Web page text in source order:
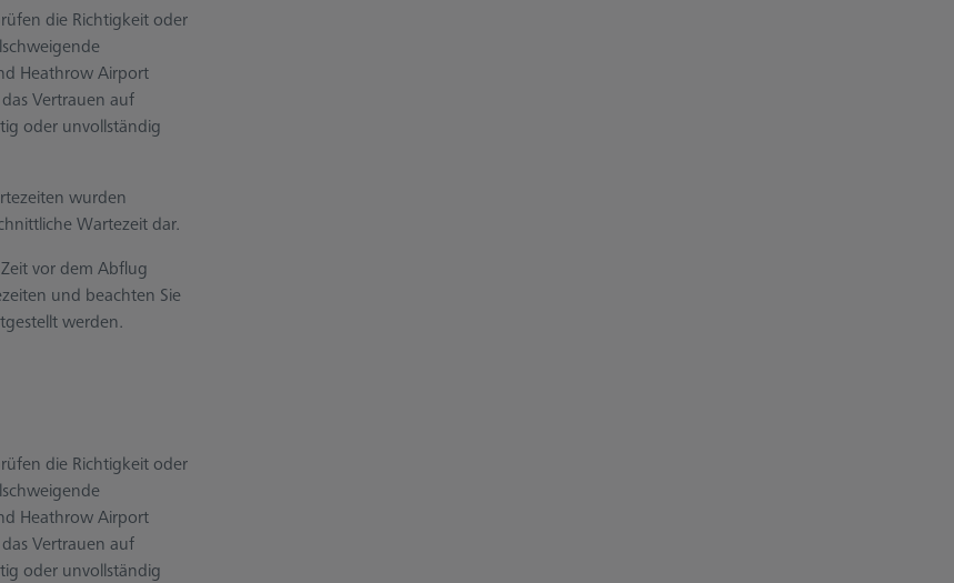
die Richtigkeit oder
Heathrow Airport
Vertrauen auf
oder unvollständig
wurden
Wartezeit dar.
vor dem Abflug
und beachten Sie
werden.
die Richtigkeit oder
Heathrow Airport
Vertrauen auf
oder unvollständig